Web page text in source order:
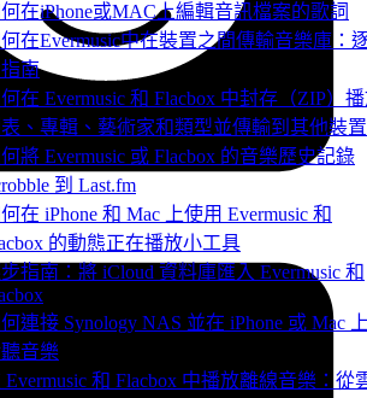
在iPhone或MAC上編輯音訊檔案的歌詞
在Evermusic中在裝置之間傳輸音樂庫：
南
在 Evermusic 和 Flacbox 中封存（ZIP）
、專輯、藝術家和類型並傳輸到其他裝置
將 Evermusic 或 Flacbox 的音樂歷史記錄
到 Last.fm
在 iPhone 和 Mac 上使用 Evermusic 和
的動態正在播放小工具
指南：將 iCloud 資料庫匯入 Evermusic 和
連接 Synology NAS 並在 iPhone 或 Mac
音樂
Evermusic 和 Flacbox 中播放離線音樂：從